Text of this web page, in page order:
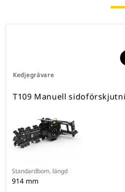
Kedjegrävare
T109 Manuell
Standardbom, längd
914 mm